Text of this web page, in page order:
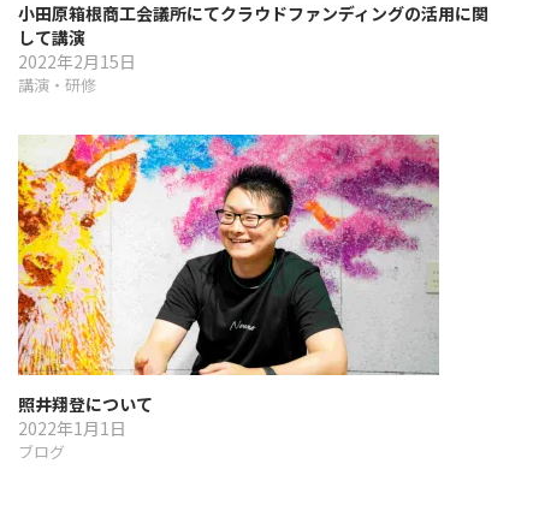
小田原箱根商工会議所にてクラウドファンディングの活用に関
して講演
2022年2月15日
講演・研修
照井翔登について
2022年1月1日
ブログ